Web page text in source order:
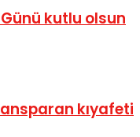
kutlu olsun
kıyafeti